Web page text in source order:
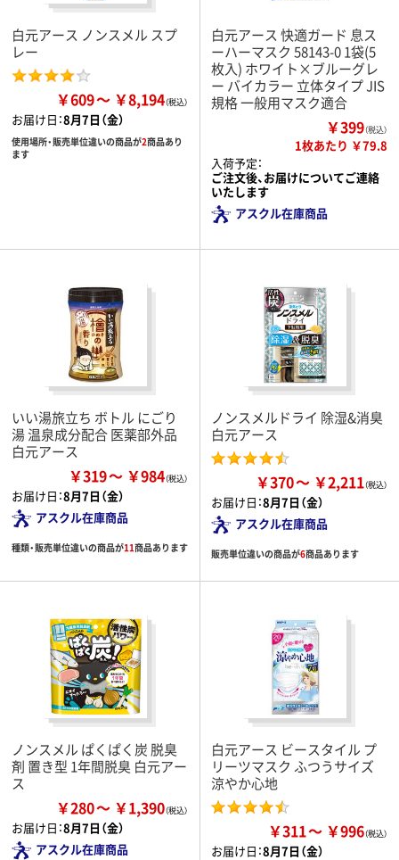
白元アース ノンスメル スプ
レー
￥609 ￥8,194
お届け日：8月7日（金）
使用場所・販売単位違いの商品が2商品あり
ます
白元アース 快適ガード 息ス
ーハーマスク 58143-0 1袋(5
枚入) ホワイト×ブルーグレ
ー バイカラー 立体タイプ JIS
規格 一般用マスク適合
￥399（税込）
1枚あたり ￥79.8
入荷予定：
ご注文後、お届けについてご連絡
いたします
アスクル在庫商品
いい湯旅立ち ボトル にごり
湯 温泉成分配合 医薬部外品
白元アース
￥319 ￥984
お届け日：8月7日（金）
アスクル在庫商品
種類・販売単位違いの商品が11商品あります
ノンスメルドライ 除湿&消臭
白元アース
￥370 ￥2,211
お届け日：8月7日（金）
アスクル在庫商品
販売単位違いの商品が6商品あります
ノンスメル ぱくぱく炭 脱臭
剤 置き型 1年間脱臭 白元アー
ス
￥280 ￥1,390
お届け日：8月7日（金）
アスクル在庫商品
白元アース ビースタイル プ
リーツマスク ふつうサイズ
涼やか心地
￥311 ￥996
お届け日：8月7日（金）